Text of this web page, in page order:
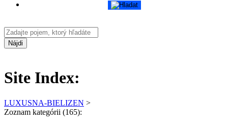
Nájdi
Site Index:
LUXUSNA-BIELIZEN >
Zoznam kategórii (165):